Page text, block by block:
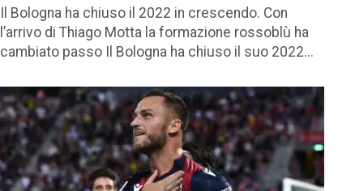
Il Bologna ha chiuso il 2022 in crescendo. Con
l’arrivo di Thiago Motta la formazione rossoblù ha
cambiato passo Il Bologna ha chiuso il suo 2022...